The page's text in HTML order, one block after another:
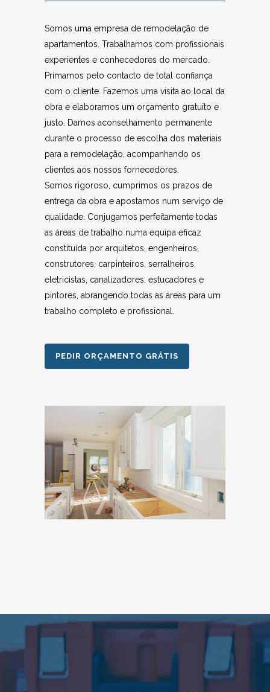
Somos uma empresa de remodelação de
apartamentos. Trabalhamos com profissionais
experientes e conhecedores do mercado.
Primamos pelo contacto de total confiança
com o cliente. Fazemos uma visita ao local da
obra e elaboramos um orçamento gratuito e
justo. Damos aconselhamento permanente
durante o processo de escolha dos materiais
para a remodelação, acompanhando os
clientes aos nossos fornecedores.
Somos rigoroso, cumprimos os prazos de
entrega da obra e apostamos num serviço de
qualidade. Conjugamos perfeitamente todas
as áreas de trabalho numa equipa eficaz
constituída por arquitetos, engenheiros,
construtores, carpinteiros, serralheiros,
eletricistas, canalizadores, estucadores e
pintores, abrangendo todas as áreas para um
trabalho completo e profissional.
PEDIR ORÇAMENTO GRÁTIS